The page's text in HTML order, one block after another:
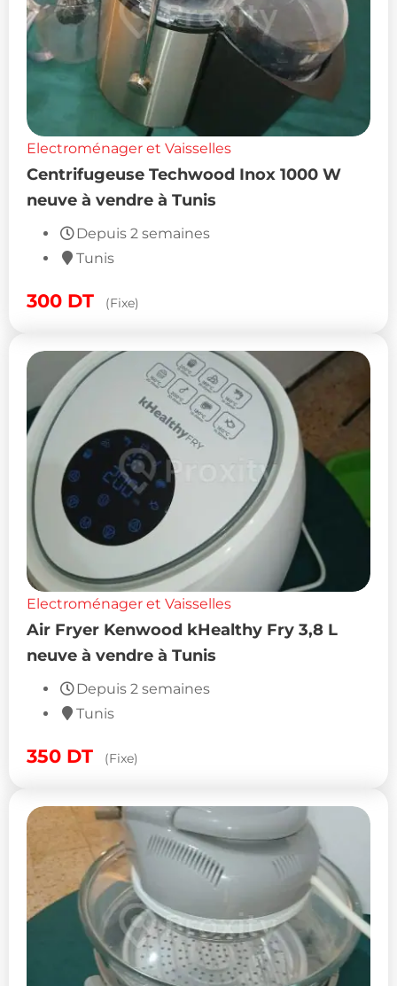
Electroménager et Vaisselles
Centrifugeuse Techwood Inox 1000 W
neuve à vendre à Tunis
Depuis 2 semaines
Tunis
300 DT (Fixe)
Electroménager et Vaisselles
Air Fryer Kenwood kHealthy Fry 3,8 L
neuve à vendre à Tunis
Depuis 2 semaines
Tunis
350 DT (Fixe)